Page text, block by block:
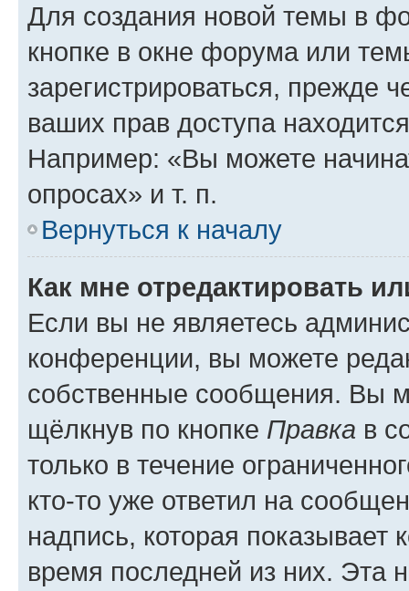
Для создания новой темы в
кнопке в окне форума или
зарегистрироваться, прежде
ваших прав доступа
Например: «Вы можете
опросах» и т. п.
Вернуться к началу
Как мне отредактировать
Если вы не являетесь
конференции, вы можете
собственные сообщения. Вы
щёлкнув по кнопке Правка в
только в течение
кто-то уже ответил на
надпись, которая показывает
время последней из них. Эта